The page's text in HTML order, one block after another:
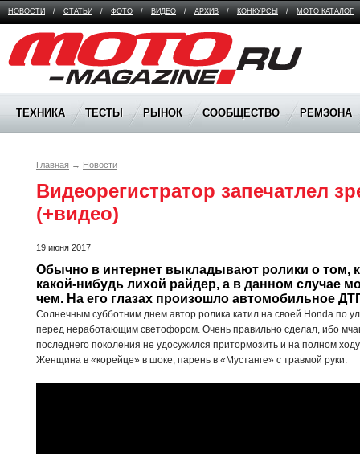
НОВОСТИ / СТАТЬИ / ФОТО / ВИДЕО / АРХИВ / КОНКУРСЫ / МОТО КАТАЛОГ
Moto Magazine
ТЕХНИКА ТЕСТЫ РЫНОК СООБЩЕСТВО РЕМЗОНА
Главная → Новости
Видеорегистратор запечатлел
(+видео)
19 июня 2017
Обычно в интернет выкладывают ролики о том,
какой-нибудь лихой райдер, а в данном случае
чем. На его глазах произошло автомобильное
Солнечным субботним днем автор ролика катил на своей Honda по
перед неработающим светофором. Очень правильно сделал, ибо
последнего поколения не удосужился притормозить и на полном
Женщина в «корейце» в шоке, парень в «Мустанге» с травмой руки.